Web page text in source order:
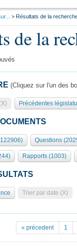
et autres organes
de l'Assemblée
l'Assemblée
des Présidents
chiffres clés
référence
de l'Assemblée
du palais Bourbon
séance
Résultats de la
de la
(Cliquez sur l'un des
Précédentes
Questions
Rapports (1003)
Trier par date (X)
« précedent 1